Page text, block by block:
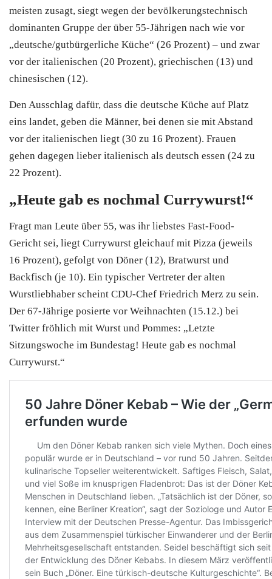
meisten zusagt, siegt wegen der bevölkerungstechnisch
dominanten Gruppe der über 55-Jährigen nach wie vor
„deutsche/gutbürgerliche Küche“ (26 Prozent) – und zwar
vor der italienischen (20 Prozent), griechischen (13) und
chinesischen (12).
Den Ausschlag dafür, dass die deutsche Küche auf Platz
eins landet, geben die Männer, bei denen sie mit Abstand
vor der italienischen liegt (30 zu 16 Prozent). Frauen
gehen dagegen lieber italienisch als deutsch essen (24 zu
22 Prozent).
„Heute gab es nochmal Currywurst!“
Fragt man Leute über 55, was ihr liebstes Fast-Food-
Gericht sei, liegt Currywurst gleichauf mit Pizza (jeweils
16 Prozent), gefolgt von Döner (12), Bratwurst und
Backfisch (je 10). Ein typischer Vertreter der alten
Wurstliebhaber scheint CDU-Chef Friedrich Merz zu sein.
Der 67-Jährige posierte vor Weihnachten (15.12.) bei
Twitter fröhlich mit Wurst und Pommes: „Letzte
Sitzungswoche im Bundestag! Heute gab es nochmal
Currywurst.“